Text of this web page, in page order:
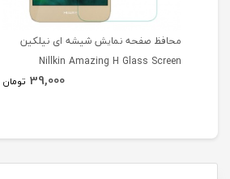
محافظ صفحه نمایش شیشه ای نیلکین
Nillkin Amazing H Glass Screen
Protector For Huawei Enjoy 5s
39,000 تومان